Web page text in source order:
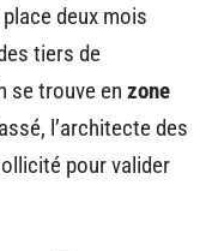
deux mois
tiers de
se trouve en zone
l’architecte des
pour valider